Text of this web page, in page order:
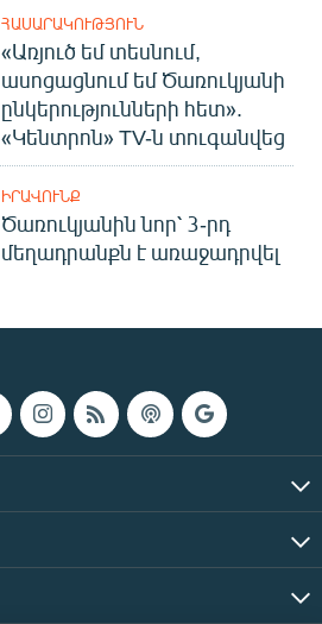
ՀԱՍԱՐԱԿՈՒԹՅՈՒՆ
«Առյուծ եմ տեսնում,
ասոցացնում եմ Ծառուկյանի
ընկերությունների հետ».
«Կենտրոն» TV-ն տուգանվեց
ԻՐԱՎՈՒՆՔ
Ծառուկյանին նոր՝ 3-րդ
մեղադրանքն է առաջադրվել